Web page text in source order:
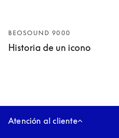
BEOSOUND 9000
Historia de un icono
Atención al cliente